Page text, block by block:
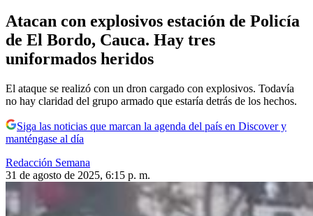
Atacan con explosivos estación de Policía
de El Bordo, Cauca. Hay tres
uniformados heridos
El ataque se realizó con un dron cargado con explosivos. Todavía
no hay claridad del grupo armado que estaría detrás de los hechos.
Siga las noticias que marcan la agenda del país en Discover y
manténgase al día
Redacción Semana
31 de agosto de 2025, 6:15 p. m.